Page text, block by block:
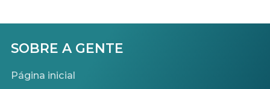
SOBRE A GENTE
Página inicial